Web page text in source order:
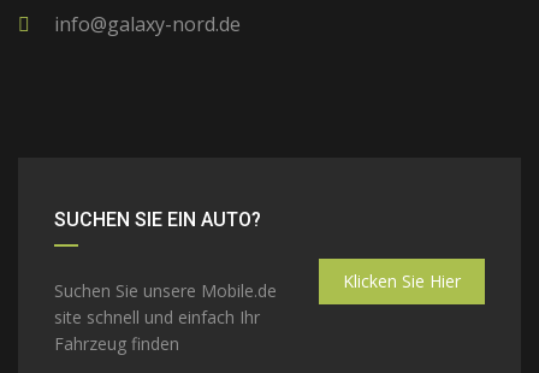
info@galaxy-nord.de
SUCHEN SIE EIN AUTO?
Suchen Sie unsere Mobile.de
site schnell und einfach Ihr
Fahrzeug finden
Klicken Sie Hier